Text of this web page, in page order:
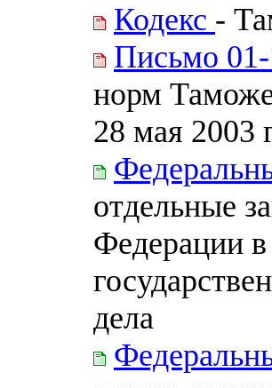
Кодекс -
Письмо
норм
28 мая 2003
отдельные
Федерации в
дела